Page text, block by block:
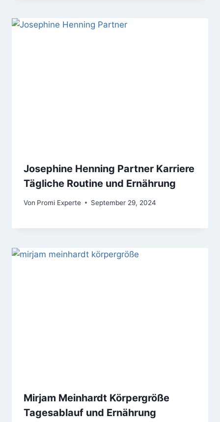
Josephine Henning Partner Karriere
Tägliche Routine und Ernährung
Von Promi Experte September 29, 2024
Mirjam Meinhardt Körpergröße
Tagesablauf und Ernährung